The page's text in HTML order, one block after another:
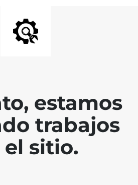
estamos
trabajos
el sitio.